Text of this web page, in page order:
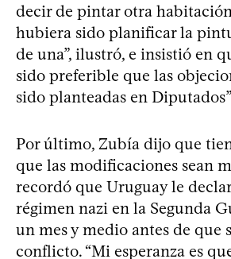
decir de pintar otra
hubiera sido planificar la
de una”, ilustró, e insistió en
sido preferible que las
sido planteadas en
Por último, Zubía dijo que
que las modificaciones sean
recordó que Uruguay le
régimen nazi en la Segunda
un mes y medio antes de que
conflicto. “Mi esperanza es